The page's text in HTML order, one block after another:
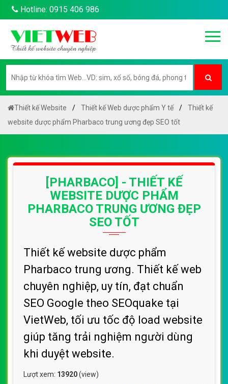
Hotline: 0915 406 986
Thiết kế Website Thiết kế Web dược phẩm Y tế
Thiết kế
website dược phẩm Pharbaco trung ương đẹp SEO tốt
[PHARBACO] - THIẾT KẾ
WEBSITE DƯỢC PHẨM
PHARBACO TRUNG ƯƠNG ĐẸP
SEO TỐT
Thiết kế website dược phẩm
Pharbaco trung ương. Thiết kế web
chuyên nghiệp, uy tín, đạt chuẩn
SEO Google theo SEOquake tại
VietWeb, tối ưu tốc độ load website
giúp tăng trải nghiệm người dùng
khi duyệt website.
Lượt xem: 13920(view)